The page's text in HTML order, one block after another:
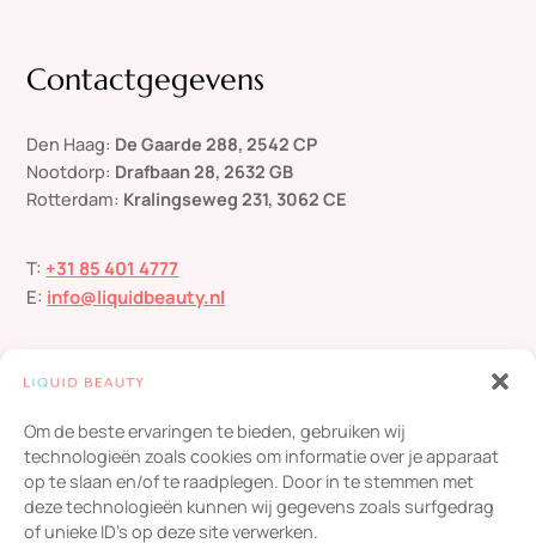
Om de beste ervaringen te bieden, gebruiken wij
technologieën zoals cookies om informatie over je apparaat
op te slaan en/of te raadplegen. Door in te stemmen met
deze technologieën kunnen wij gegevens zoals surfgedrag
of unieke ID's op deze site verwerken.
Contactgegevens
Den Haag: De Gaarde 288, 2542 CP
Nootdorp: Drafbaan 28, 2632 GB
Rotterdam: Kralingseweg 231, 3062 CE
T: +31 85 401 4777
E: info@liquidbeauty.nl
Liquid Beauty scoort een4,8 / 5op basis van454